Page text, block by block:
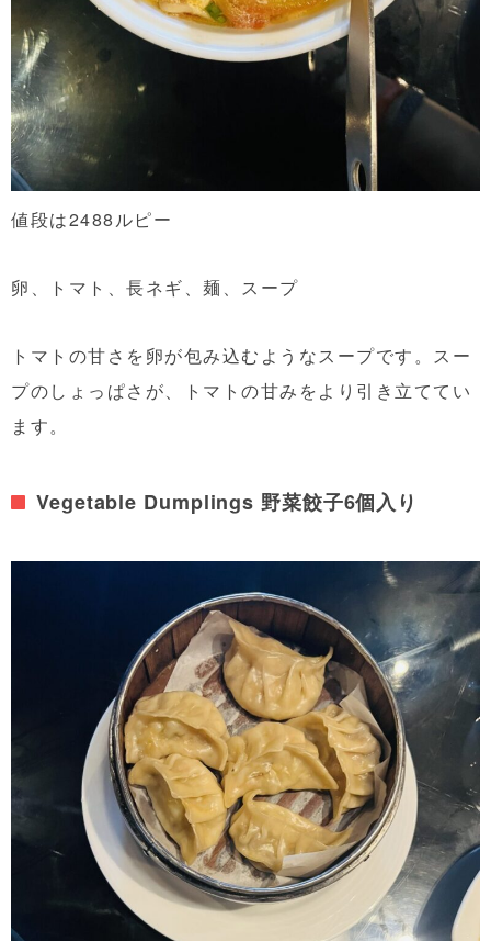
値段は2488ルピー
卵、トマト、長ネギ、麺、スープ
トマトの甘さを卵が包み込むようなスープです。スー
プのしょっぱさが、トマトの甘みをより引き立ててい
ます。
Vegetable Dumplings 野菜餃子6個入り